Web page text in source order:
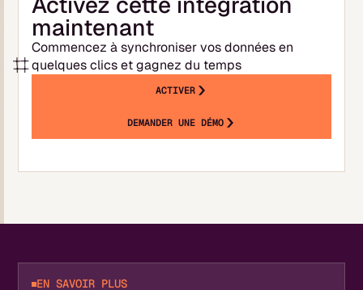
maintenant
Commencez à synchroniser vos données en
quelques clics et gagnez du temps
ACTIVER
DEMANDER UNE DÉMO
EN SAVOIR PLUS